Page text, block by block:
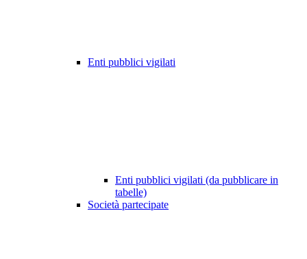
Enti pubblici vigilati
Enti pubblici vigilati (da pubblicare in
tabelle)
Società partecipate